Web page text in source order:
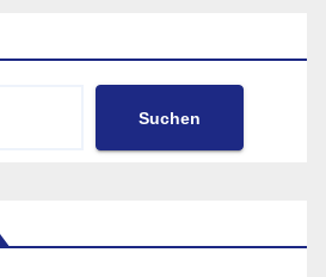
Suchen